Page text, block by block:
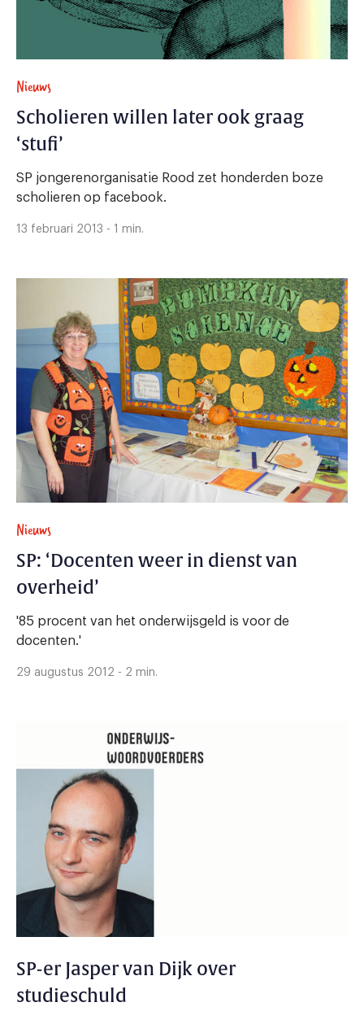
Nieuws
Scholieren willen later ook graag
‘stufi’
SP jongerenorganisatie Rood zet honderden boze
scholieren op facebook.
13 februari 2013 - 1 min.
Nieuws
SP: ‘Docenten weer in dienst van
overheid’
'85 procent van het onderwijsgeld is voor de
docenten.'
29 augustus 2012 - 2 min.
SP-er Jasper van Dijk over
studieschuld